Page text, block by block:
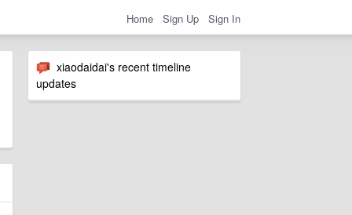
Home Sign Up Sign In
xiaodaidai's recent timeline
updates